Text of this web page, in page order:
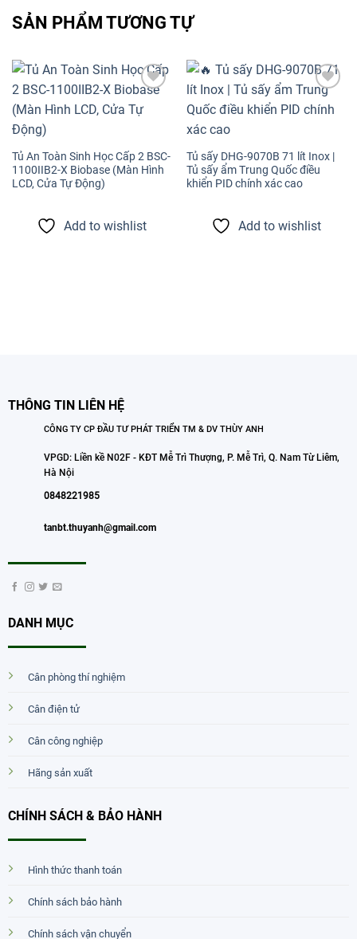
SẢN PHẨM TƯƠNG TỰ
wishlist
Tủ An Toàn Sinh Học Cấp 2 BSC-
1100IIB2-X Biobase (Màn Hình
LCD, Cửa Tự Động)
Add to wishlist
Add to
wishlist
Tủ sấy DHG-9070B 71 lít Inox |
Tủ sấy ẩm Trung Quốc điều
khiển PID chính xác cao
Add to wishlist
THÔNG TIN LIÊN HỆ
CÔNG TY CP ĐẦU TƯ PHÁT TRIỂN TM & DV THÙY ANH
VPGD: Liền kề N02F - KĐT Mễ Trì Thượng, P. Mễ Trì, Q. Nam Từ Liêm,
Hà Nội
0848221985
tanbt.thuyanh@gmail.com
DANH MỤC
Cân phòng thí nghiệm
Cân điện tử
Cân công nghiệp
Hãng sản xuất
CHÍNH SÁCH & BẢO HÀNH
Hình thức thanh toán
Chính sách bảo hành
Chính sách vận chuyển